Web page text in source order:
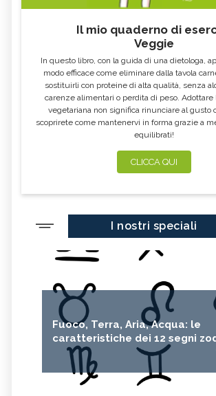
Il mio quaderno di
Veggie
In questo libro, con la guida di una dietologa,
modo efficace come eliminare dalla tavola
sostituirli con proteine di alta qualità, senza
carenze alimentari o perdita di peso.
vegetariana non significa rinunciare al gusto
scoprirete come mantenervi in forma grazie a
equilibrati!
CLICCA QUI
I nostri speciali
Fuoco, Terra, Aria, Acqua: le
caratteristiche dei 12 segni